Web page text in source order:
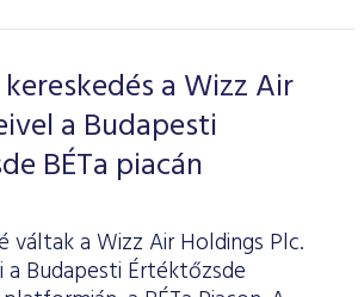
a Wizz Air
a Budapesti
BÉTa piacán
váltak a Wizz Air Holdings Plc.
a Budapesti Értéktőzsde